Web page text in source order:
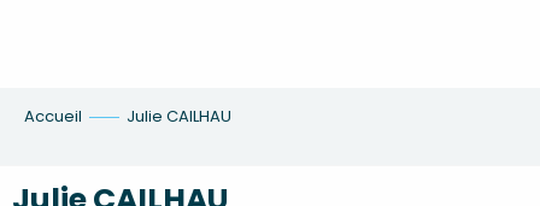
Accueil Julie CAILHAU